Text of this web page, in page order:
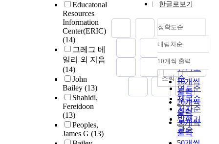
Educatonal
Resources
Information
Center(ERIC)
(14)
그레그 베
일리 외 지음
(14)
John
Bailey (13)
Shahidi,
Fereidoon
(13)
Peoples,
James G (13)
한글로보기
정확도순
정확도
순
인기도
순
연도순
제목순
저자순
발행기
관순
내림차순
내림차순
10개씩 출력
10개씩
출력
20개씩
출력
30개씩
출력
조회